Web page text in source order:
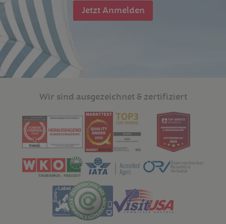
Jetzt Anmelden
Wir sind ausgezeichnet & zertifiziert